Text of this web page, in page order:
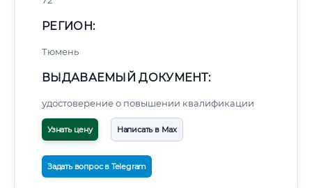
РЕГИОН:
Тюмень
ВЫДАВАЕМЫЙ ДОКУМЕНТ:
удостоверение о повышении квалификации
Узнать цену Написать в Max
Задать вопрос в Telegram